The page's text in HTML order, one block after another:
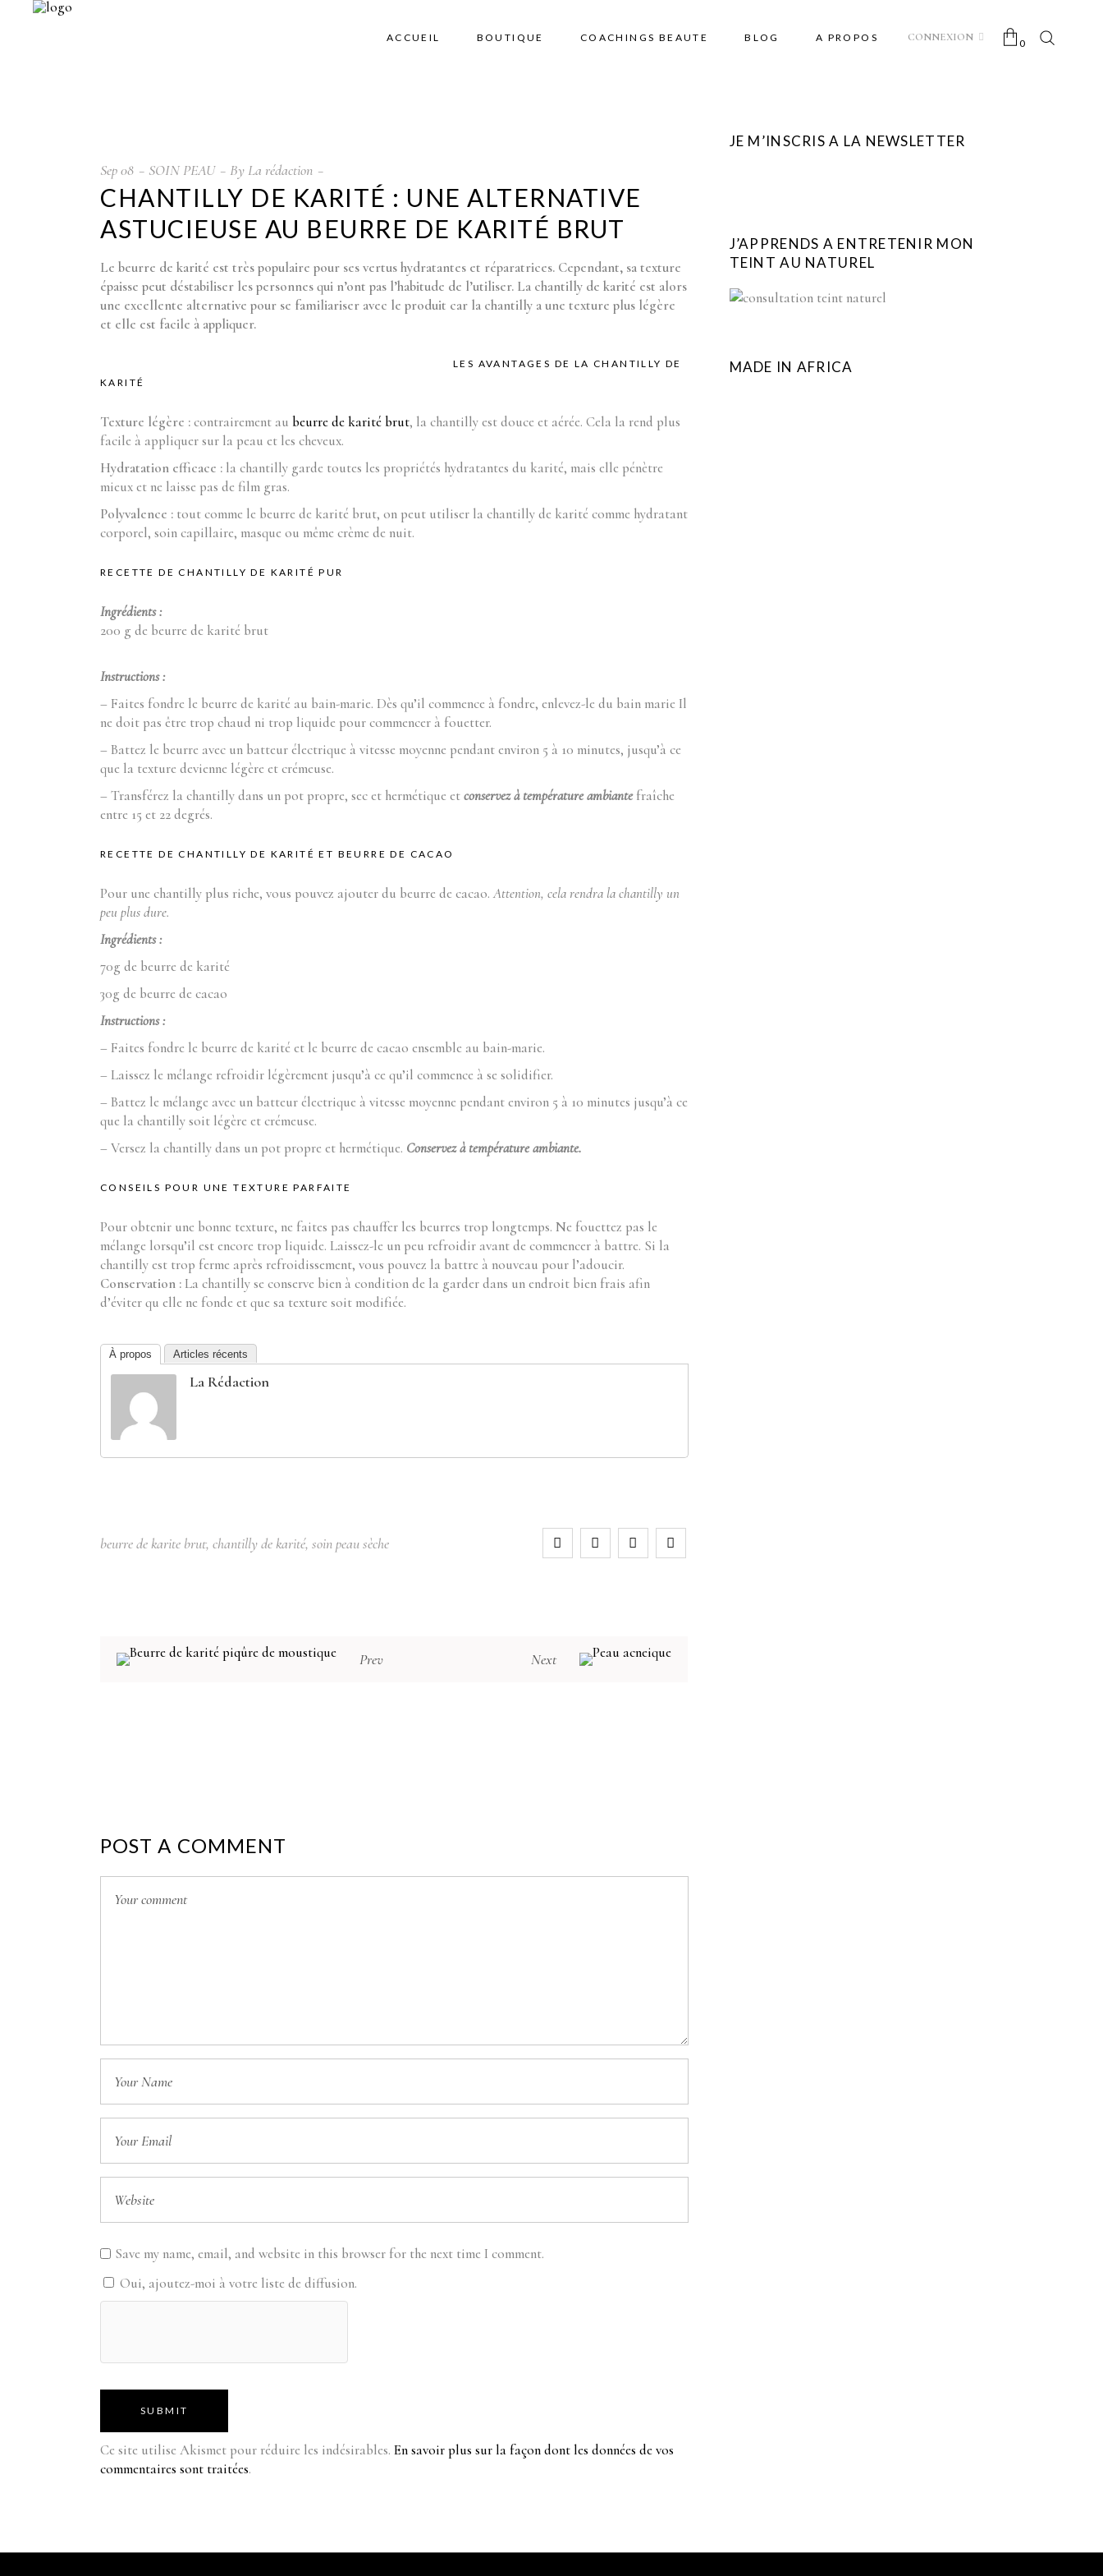
ACCUEIL BOUTIQUE COACHINGS BEAUTE BLOG A PROPOS CONNEXION 0
Sep08 SOIN PEAU By La rédaction
CHANTILLY DE KARITÉ : UNE ALTERNATIVE
ASTUCIEUSE AU BEURRE DE KARITÉ BRUT
Le beurre de karité est très populaire pour ses vertus hydratantes et réparatrices. Cependant, sa texture
épaisse peut déstabiliser les personnes qui n’ont pas l’habitude de l’utiliser. La chantilly de karité est alors
une excellente alternative pour se familiariser avec le produit car la chantilly a une texture plus légère
et elle est facile à appliquer.
LES AVANTAGES DE LA CHANTILLY DE
KARITÉ
Texture légère :contrairement au beurre de karité brut, la chantilly est douce et aérée. Cela la rend plus
facile à appliquer sur la peau et les cheveux.
Hydratation efficace : la chantilly garde toutes les propriétés hydratantes du karité, mais elle pénètre
mieux et ne laisse pas de film gras.
Polyvalence : tout comme le beurre de karité brut, on peut utiliser la chantilly de karité comme hydratant
corporel, soin capillaire, masque ou même crème de nuit.
RECETTE DE CHANTILLY DE KARITÉ PUR
Ingrédients :
200 g de beurre de karité brut
Instructions :
– Faites fondre le beurre de karité au bain-marie. Dès qu’il commence à fondre, enlevez-le du bain marie Il
ne doit pas être trop chaud ni trop liquide pour commencer à fouetter.
– Battez le beurre avec un batteur électrique à vitesse moyenne pendant environ 5 à 10 minutes, jusqu’à ce
que la texture devienne légère et crémeuse.
– Transférez la chantilly dans un pot propre, sec et hermétique etconservez à température ambiantefraîche
entre 15 et 22 degrés.
RECETTE DE CHANTILLY DE KARITÉ ET BEURRE DE CACAO
Pour une chantilly plus riche, vous pouvez ajouter du beurre de cacao. Attention, cela rendra la chantilly un
peu plus dure.
Ingrédients :
70g de beurre de karité
30g de beurre de cacao
Instructions :
– Faites fondre le beurre de karité et le beurre de cacao ensemble au bain-marie.
– Laissez le mélange refroidir légèrement jusqu’à ce qu’il commence à se solidifier.
– Battez le mélange avec un batteur électrique à vitesse moyenne pendant environ 5 à 10 minutes jusqu’à ce
que la chantilly soit légère et crémeuse.
– Versez la chantilly dans un pot propre et hermétique. Conservez à température ambiante.
CONSEILS POUR UNE TEXTURE PARFAITE
Pour obtenir une bonne texture, ne faites pas chauffer les beurres trop longtemps. Ne fouettez pas le
mélange lorsqu’il est encore trop liquide. Laissez-le un peu refroidir avant de commencer à battre. Si la
chantilly est trop ferme après refroidissement, vous pouvez la battre à nouveau pour l’adoucir.
Conservation : La chantilly se conserve bien à condition de la garder dans un endroit bien frais afin
d’éviter qu elle ne fonde et que sa texture soit modifiée.
À propos Articles récents
La Rédaction
beurre de karite brut, chantilly de karité, soin peau sèche
Prev Next
POST A COMMENT
Save my name, email, and website in this browser for the next time I comment.
Oui, ajoutez-moi à votre liste de diffusion.
SUBMIT
Ce site utilise Akismet pour réduire les indésirables. En savoir plus sur la façon dont les données de vos
commentaires sont traitées.
JE M’INSCRIS A LA NEWSLETTER
J’APPRENDS A ENTRETENIR MON
TEINT AU NATUREL
MADE IN AFRICA